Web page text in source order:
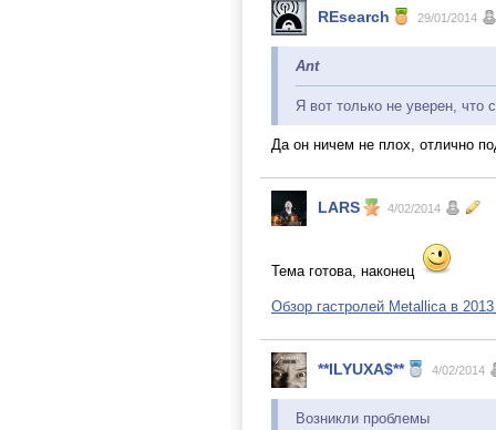
REsearch 29/01/2014
Ant
Я вот только не уверен,
Да он ничем не плох, отлично
LARS 4/02/2014
Тема готова, наконец
Обзор гастролей Metallica в 2013
**ILYUXA$** 4/02/2014
Возникли проблемы